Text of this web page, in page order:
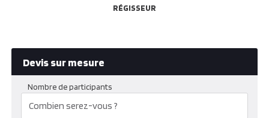
RÉGISSEUR
Devis sur mesure
Nombre de participants